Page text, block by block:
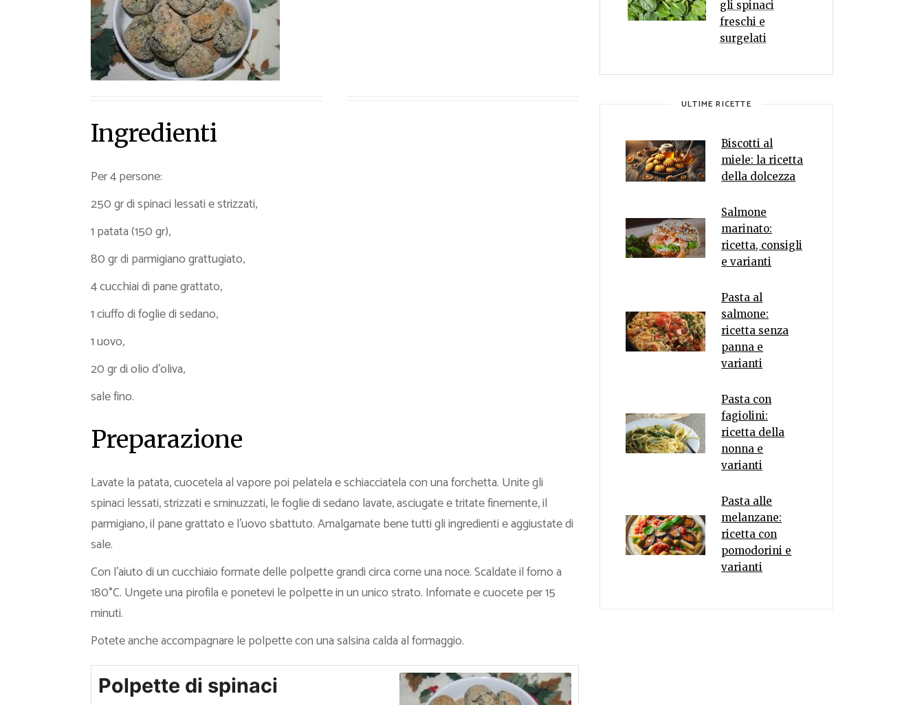
Ricette Piatti unici
Ricette Pesce
Video Ricette
Ricette per Ingrediente
Ingredienti
Per 4 persone:
250 gr di spinaci lessati e strizzati,
1 patata (150 gr),
80 gr di parmigiano grattugiato,
4 cucchiai di pane grattato,
1 ciuffo di foglie di sedano,
1 uovo,
20 gr di olio d’oliva,
sale fino.
Preparazione
Lavate la patata, cuocetela al vapore poi pelatela e schiacciatela con una forchetta. Unite gli
spinaci lessati, strizzati e sminuzzati, le foglie di sedano lavate, asciugate e tritate finemente, il
parmigiano, il pane grattato e l’uovo sbattuto. Amalgamate bene tutti gli ingredienti e aggiustate di
sale.
Con l’aiuto di un cucchiaio formate delle polpette grandi circa come una noce. Scaldate il forno a
180°C. Ungete una pirofila e ponetevi le polpette in un unico strato. Infornate e cuocete per 15
minuti.
Potete anche accompagnare le polpette con una salsina calda al formaggio.
Polpette di spinaci
gli spinaci
freschi e
surgelati
ULTIME RICETTE
Biscotti al
miele: la ricetta
della dolcezza
Salmone
marinato:
ricetta, consigli
e varianti
Pasta al
salmone:
ricetta senza
panna e
varianti
Pasta con
fagiolini:
ricetta della
nonna e
varianti
Pasta alle
melanzane:
ricetta con
pomodorini e
varianti